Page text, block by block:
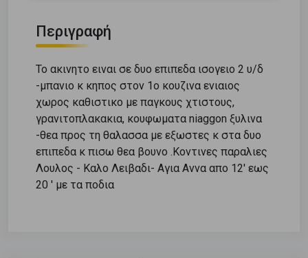
Περιγραφή
Το ακινητο ειναι σε δυο επιπεδα ισογειο 2 υ/δ
-μπανιο κ κηπος στον 1ο κουζινα ενιαιος
χωρος καθιστικο με παγκους χτιστους,
γρανιτοπλακακια, κουφωματα niaggon ξυλινα
-θεα προς τη θαλασσα με εξωστες κ στα δυο
επιπεδα κ πισω θεα βουνο .Κοντινες παραλιες
Λουλος - Καλο Λειβαδι- Αγια Αννα απο 12' εως
20 ' με τα ποδια